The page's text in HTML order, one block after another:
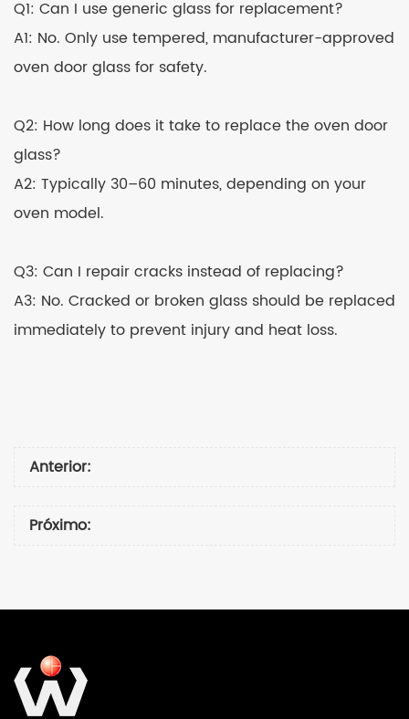
Q1: Can I use generic glass for replacement?
A1: No. Only use tempered, manufacturer-approved
oven door glass for safety.
Q2: How long does it take to replace the oven door
glass?
A2: Typically 30–60 minutes, depending on your
oven model.
Q3: Can I repair cracks instead of replacing?
A3: No. Cracked or broken glass should be replaced
immediately to prevent injury and heat loss.
Anterior:
Próximo: